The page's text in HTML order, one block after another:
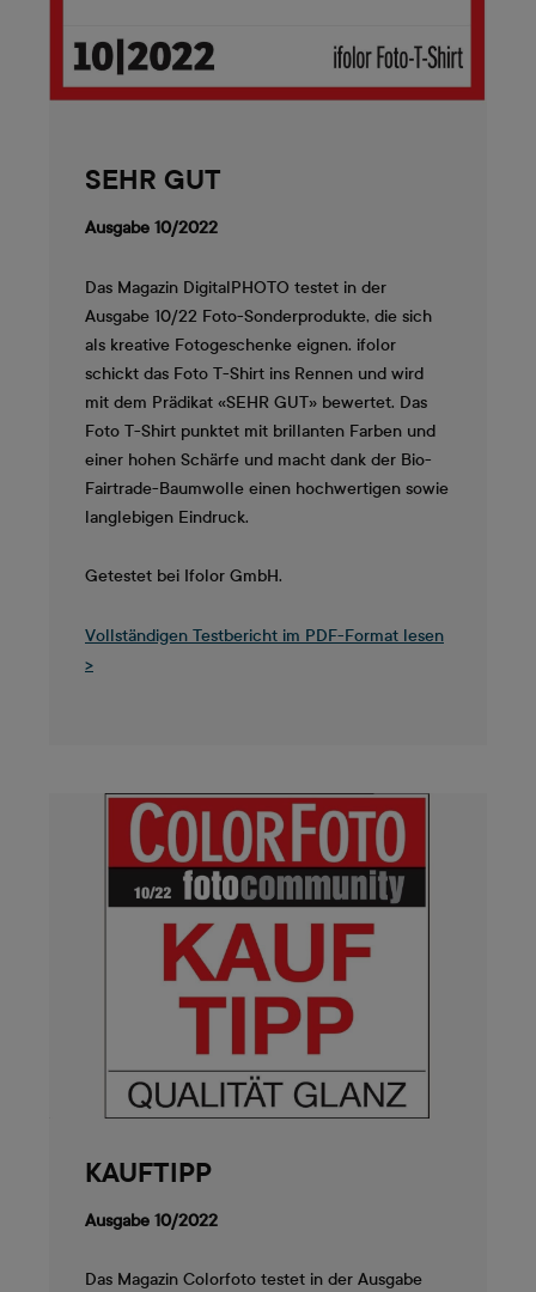
SEHR GUT
Ausgabe 10/2022
Das Magazin DigitalPHOTO testet in der
Ausgabe 10/22 Foto-Sonderprodukte, die sich
als kreative Fotogeschenke eignen. ifolor
schickt das Foto T-Shirt ins Rennen und wird
mit dem Prädikat «SEHR GUT» bewertet. Das
Foto T-Shirt punktet mit brillanten Farben und
einer hohen Schärfe und macht dank der Bio-
Fairtrade-Baumwolle einen hochwertigen sowie
langlebigen Eindruck.
Getestet bei Ifolor GmbH.
Vollständigen Testbericht im PDF-Format lesen
>
KAUFTIPP
Ausgabe 10/2022
Das Magazin Colorfoto testet in der Ausgabe